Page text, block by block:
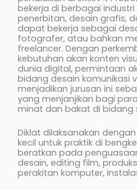
bekerja di berbagai
penerbitan, desain grafis,
dapat bekerja sebagai
fotografer, atau bahkan
freelancer. Dengan
kebutuhan akan konten
dunia digital, permintaan
bidang desain komunikasi
menjadikan jurusan ini
yang menjanjikan bagi
minat dan bakat di bidang
Diklat dilaksanakan
kecil untuk praktik di
beratkan pada
desain, editing film,
perakitan komputer,